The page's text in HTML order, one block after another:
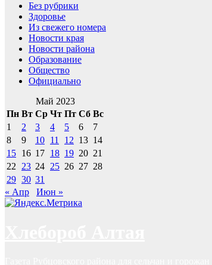
Без рубрики
Здоровье
Из свежего номера
Новости края
Новости района
Образование
Общество
Официально
Май 2023
Пн Вт Ср Чт Пт Сб Вс
1
2 3 4 5 6
7
8
9 10 11 12 13 14
15 16 17 18 19 20 21
22
23 24 25 26 27 28
29 30 31
« Апр
Июн »